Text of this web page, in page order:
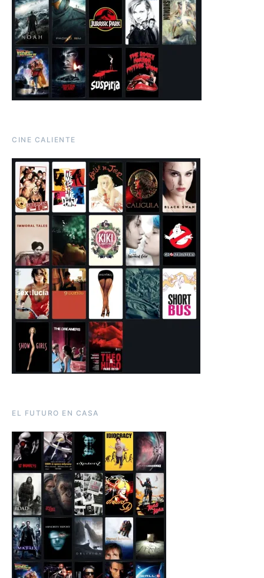
CINE CALIENTE
EL FUTURO EN CASA